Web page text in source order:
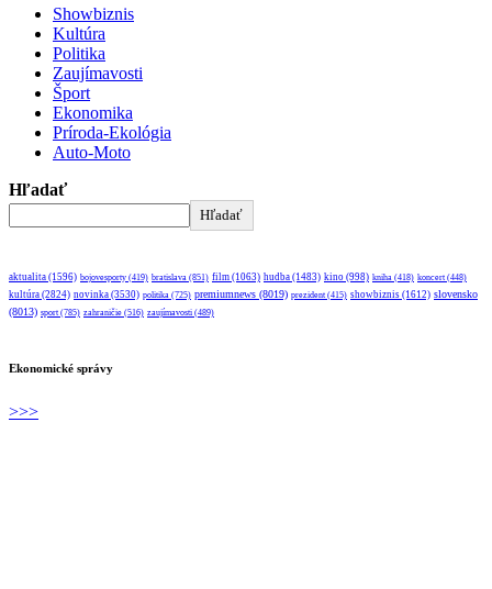
Showbiznis
Kultúra
Politika
Zaujímavosti
Šport
Ekonomika
Príroda-Ekológia
Auto-Moto
Hľadať
Hľadať
aktualita (1596) bojovesporty (419) bratislava (851) film (1063) hudba (1483) kino (998) kniha (418) koncert (448)
kultúra (2824) novinka (3530) politika (725) premiumnews (8019) prezident (415) showbiznis (1612) slovensko
(8013) sport (785) zahraničie (516) zaujímavosti (489)
Ekonomické správy
>>>